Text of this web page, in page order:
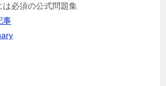
必須の公式問題集
事